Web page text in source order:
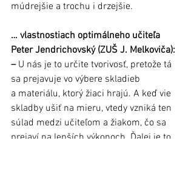
múdrejšie a trochu i drzejšie.
… vlastnostiach optimálneho učiteľa
Peter Jendrichovský (ZUŠ J. Melkoviča):
– U nás je to určite tvorivosť, pretože tá
sa prejavuje vo výbere skladieb
a materiálu, ktorý žiaci hrajú. A keď vie
skladby ušiť na mieru, vtedy vzniká ten
súlad medzi učiteľom a žiakom, čo sa
prejaví na lepších výkonoch. Ďalej je to